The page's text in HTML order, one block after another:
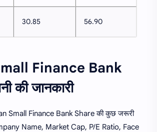
30.85 56.90
Finance Bank
की जानकारी
Small Finance Bank Share की कुछ जरूरी
Name, Market Cap, P/E Ratio, Face